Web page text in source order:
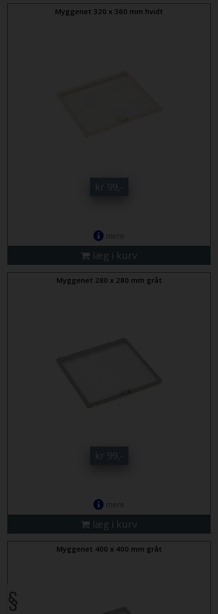
Myggenet 320 x 360 mm hvidt
kr 99,-
mere
læg i kurv
Myggenet 280 x 280 mm gråt
kr 99,-
mere
læg i kurv
Myggenet 400 x 400 mm gråt